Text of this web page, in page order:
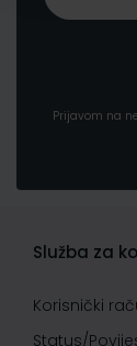
Prijavom na
Služba za
Korisnički
Status/